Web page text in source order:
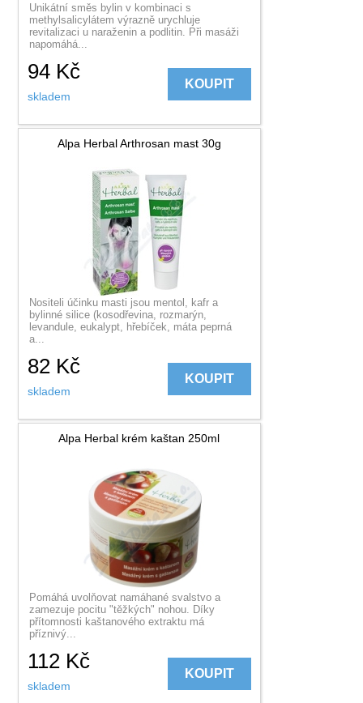
Unikátní směs bylin v kombinaci s
methylsalicylátem výrazně urychluje
revitalizaci u naraženin a podlitin. Při masáži
napomáhá...
94 Kč
skladem
KOUPIT
Alpa Herbal Arthrosan mast 30g
Nositeli účinku masti jsou mentol, kafr a
bylinné silice (kosodřevina, rozmarýn,
levandule, eukalypt, hřebíček, máta peprná
a...
82 Kč
skladem
KOUPIT
Alpa Herbal krém kaštan 250ml
Pomáhá uvolňovat namáhané svalstvo a
zamezuje pocitu "těžkých" nohou. Díky
přítomnosti kaštanového extraktu má
příznivý...
112 Kč
skladem
KOUPIT